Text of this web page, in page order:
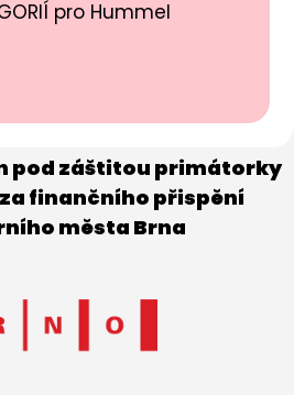
pro Hummel
pod záštitou primátorky
finančního přispění
města Brna